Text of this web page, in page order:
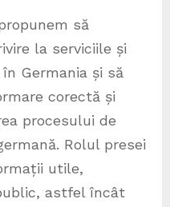
să
la serviciile și
Germania și să
corectă și
procesului de
Rolul presei
utile,
astfel încât